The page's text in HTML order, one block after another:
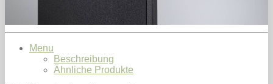
Menu
Beschreibung
Ähnliche Produkte